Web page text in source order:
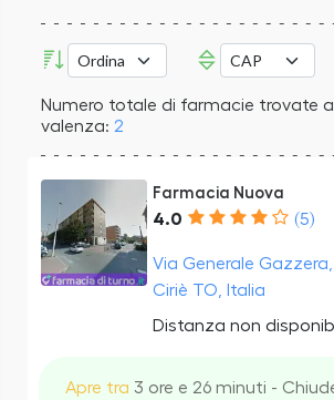
Numero totale di farmacie trovate
valenza: 2
Farmacia Nuova
4.0 (5)
Via Generale Gazzera,
Ciriè TO, Italia
Distanza non
Apre tra 3 ore e 26 minuti -